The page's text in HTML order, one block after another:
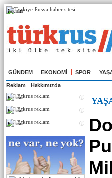
Реклама
GÜNDEM EKONOMİ SPOR
Reklam Hakkımızda
Реклама
Реклама
Реклама